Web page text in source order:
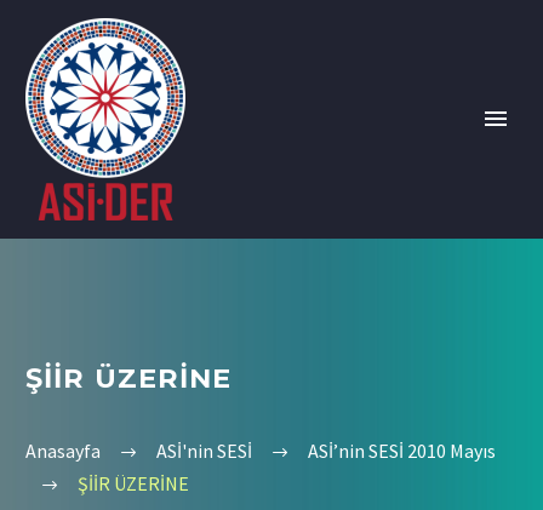
ŞİİR ÜZERİNE
Anasayfa ASİ'nin SESİ
ASİ’nin SESİ 2010 Mayıs
ŞİİR ÜZERİNE